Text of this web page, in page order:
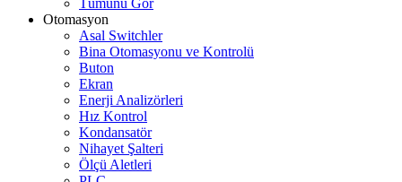
Tümünü Gör
Otomasyon
Asal Switchler
Bina Otomasyonu ve Kontrolü
Buton
Ekran
Enerji Analizörleri
Hız Kontrol
Kondansatör
Nihayet Şalteri
Ölçü Aletleri